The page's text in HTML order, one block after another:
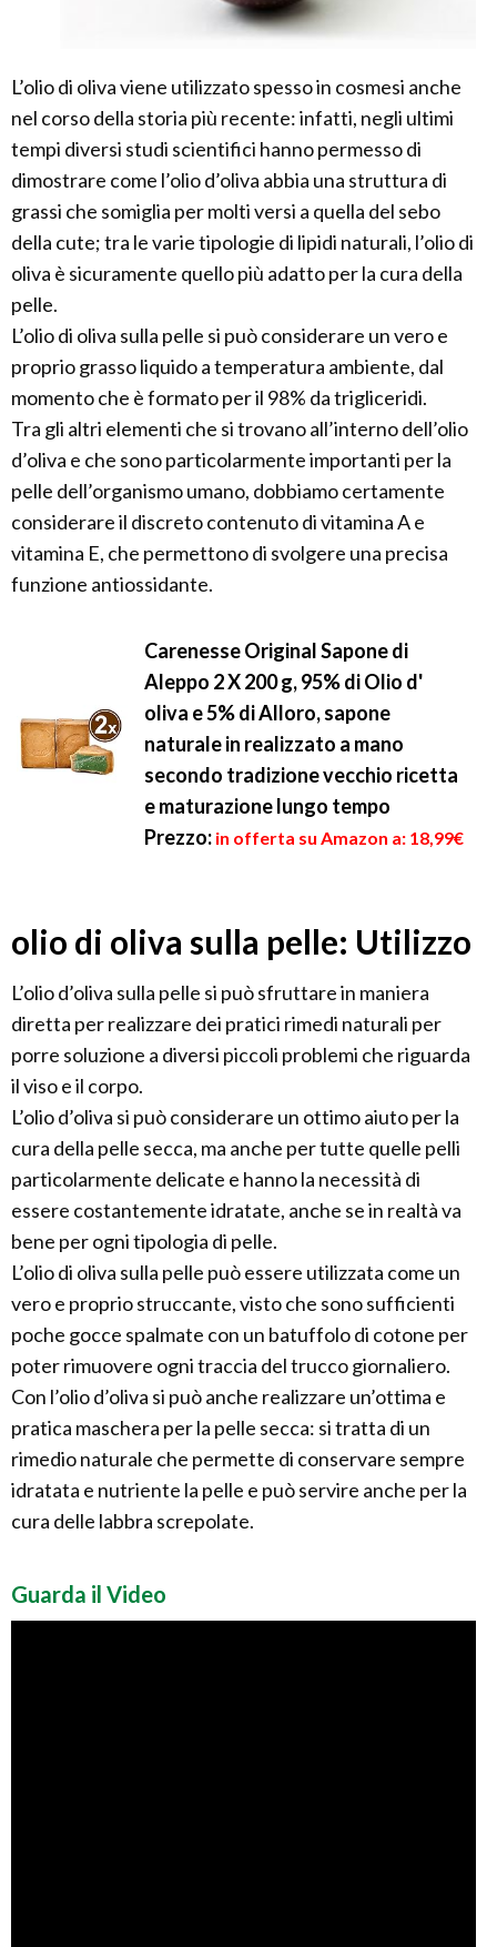
L’olio di oliva viene utilizzato spesso in cosmesi anche
nel corso della storia più recente: infatti, negli ultimi
tempi diversi studi scientifici hanno permesso di
dimostrare come l’olio d’oliva abbia una struttura di
grassi che somiglia per molti versi a quella del sebo
della cute; tra le varie tipologie di lipidi naturali, l’olio di
oliva è sicuramente quello più adatto per la cura della
pelle.
L’olio di oliva sulla pelle si può considerare un vero e
proprio grasso liquido a temperatura ambiente, dal
momento che è formato per il 98% da trigliceridi.
Tra gli altri elementi che si trovano all’interno dell’olio
d’oliva e che sono particolarmente importanti per la
pelle dell’organismo umano, dobbiamo certamente
considerare il discreto contenuto di vitamina A e
vitamina E, che permettono di svolgere una precisa
funzione antiossidante.
Carenesse Original Sapone di
Aleppo 2 X 200 g, 95% di Olio d'
oliva e 5% di Alloro, sapone
naturale in realizzato a mano
secondo tradizione vecchio ricetta
e maturazione lungo tempo
Prezzo: in offerta su Amazon a: 18,99€
olio di oliva sulla pelle: Utilizzo
L’olio d’oliva sulla pelle si può sfruttare in maniera
diretta per realizzare dei pratici rimedi naturali per
porre soluzione a diversi piccoli problemi che riguarda
il viso e il corpo.
L’olio d’oliva si può considerare un ottimo aiuto per la
cura della pelle secca, ma anche per tutte quelle pelli
particolarmente delicate e hanno la necessità di
essere costantemente idratate, anche se in realtà va
bene per ogni tipologia di pelle.
L’olio di oliva sulla pelle può essere utilizzata come un
vero e proprio struccante, visto che sono sufficienti
poche gocce spalmate con un batuffolo di cotone per
poter rimuovere ogni traccia del trucco giornaliero.
Con l’olio d’oliva si può anche realizzare un’ottima e
pratica maschera per la pelle secca: si tratta di un
rimedio naturale che permette di conservare sempre
idratata e nutriente la pelle e può servire anche per la
cura delle labbra screpolate.
Guarda il Video